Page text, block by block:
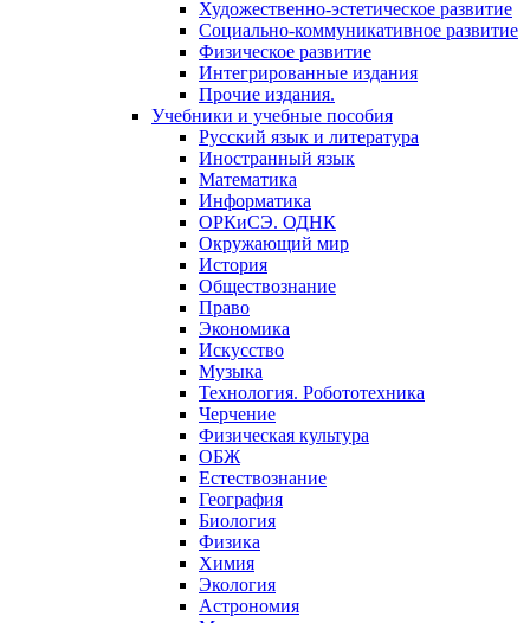
Художественно-эстетическое развитие
Социально-коммуникативное развитие
Физическое развитие
Интегрированные издания
Прочие издания.
Учебники и учебные пособия
Русский язык и литература
Иностранный язык
Математика
Информатика
ОРКиСЭ. ОДНК
Окружающий мир
История
Обществознание
Право
Экономика
Искусство
Музыка
Технология. Робототехника
Черчение
Физическая культура
ОБЖ
Естествознание
География
Биология
Физика
Химия
Экология
Астрономия